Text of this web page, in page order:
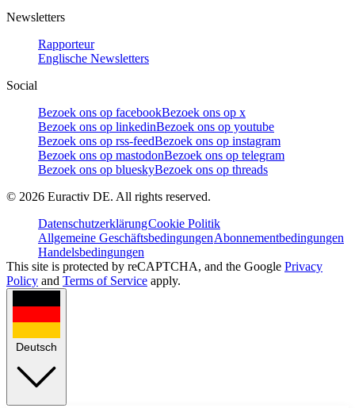
Newsletters
Rapporteur
Englische Newsletters
Social
Bezoek ons op facebookBezoek ons op x
Bezoek ons op linkedinBezoek ons op youtube
Bezoek ons op rss-feedBezoek ons op instagram
Bezoek ons op mastodonBezoek ons op telegram
Bezoek ons op blueskyBezoek ons op threads
© 2026 Euractiv DE. All rights reserved.
DatenschutzerklärungCookie Politik
Allgemeine GeschäftsbedingungenAbonnementbedingungen
Handelsbedingungen
This site is protected by reCAPTCHA, and the Google Privacy
Policy and Terms of Service apply.
Deutsch